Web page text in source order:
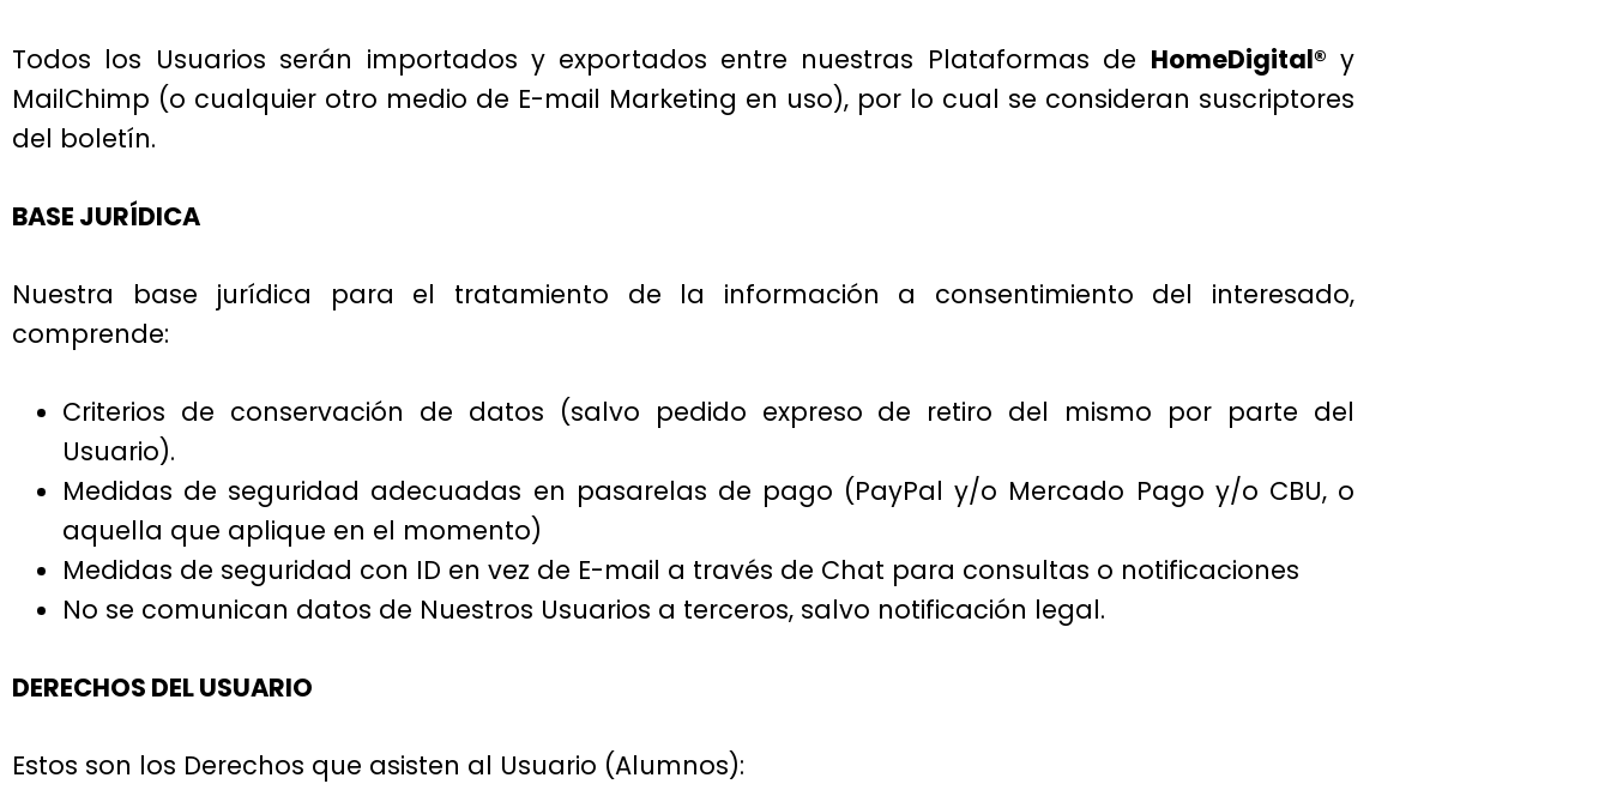
Todos los Usuarios serán importados y exportados entre nuestras Plataformas de HomeDigital® y
MailChimp (o cualquier otro medio de E-mail Marketing en uso), por lo cual se consideran suscriptores
del boletín.
BASE JURÍDICA
Nuestra base jurídica para el tratamiento de la información a consentimiento del interesado,
comprende:
Criterios de conservación de datos (salvo pedido expreso de retiro del mismo por parte del
Usuario).
Medidas de seguridad adecuadas en pasarelas de pago (PayPal y/o Mercado Pago y/o CBU, o
aquella que aplique en el momento)
Medidas de seguridad con ID en vez de E-mail a través de Chat para consultas o notificaciones
No se comunican datos de Nuestros Usuarios a terceros, salvo notificación legal.
DERECHOS DEL USUARIO
Estos son los Derechos que asisten al Usuario (Alumnos):